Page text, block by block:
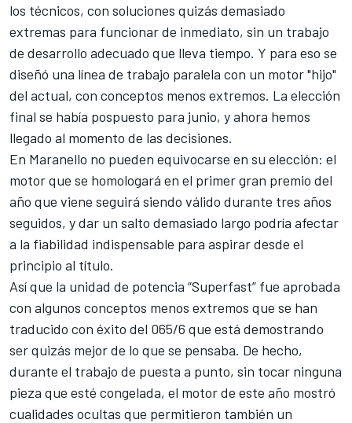
los técnicos, con soluciones quizás demasiado
extremas para funcionar de inmediato, sin un trabajo
de desarrollo adecuado que lleva tiempo. Y para eso se
diseñó una línea de trabajo paralela con un motor "hijo"
del actual, con conceptos menos extremos. La elección
final se había pospuesto para junio, y ahora hemos
llegado al momento de las decisiones.
En Maranello no pueden equivocarse en su elección: el
motor que se homologará en el primer gran premio del
año que viene seguirá siendo válido durante tres años
seguidos, y dar un salto demasiado largo podría afectar
a la fiabilidad indispensable para aspirar desde el
principio al título.
Así que la unidad de potencia “Superfast” fue aprobada
con algunos conceptos menos extremos que se han
traducido con éxito del 065/6 que está demostrando
ser quizás mejor de lo que se pensaba. De hecho,
durante el trabajo de puesta a punto, sin tocar ninguna
pieza que esté congelada, el motor de este año mostró
cualidades ocultas que permitieron también un